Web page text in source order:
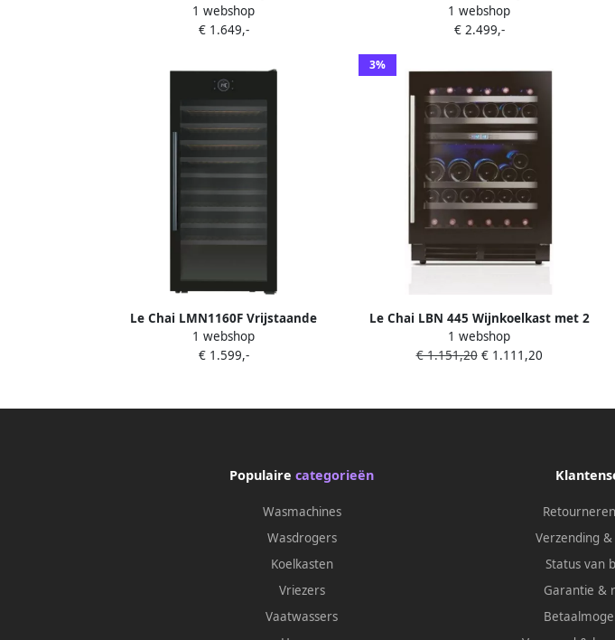
Wijnklimaatkast 2 Temperaturen 105
Flessen Schuiflades 38 dB Alarm
1 webshop
€ 1.649,-
Wijnklimaatkast 2 zones 171 Flessen 14
Schuiflades 39 dB Witte LED's
1 webshop
€ 2.499,-
Le Chai LMN1160F Vrijstaande
Wijnkoelkast met 1 temperatuurzone
116 flessen 38 dB
1 webshop
€ 1.599,-
3%
Le Chai LBN 445 Wijnkoelkast met 2
temperatuurzones Inbouw of
vrijstaand gebruik 44 flessen Zwart 4
1 webshop
€ 1.151,20€ 1.111,20
Populaire categorieën
Wasmachines
Wasdrogers
Koelkasten
Vriezers
Vaatwassers
Verzending
Status van
Garantie &